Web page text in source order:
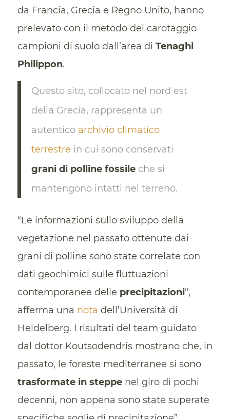
da Francia, Grecia e Regno Unito, hanno
prelevato con il metodo del carotaggio
campioni di suolo dall’area di Tenaghi
Philippon.
Questo sito, collocato nel nord est
della Grecia, rappresenta un
autentico archivio climatico
terrestre in cui sono conservati
grani di polline fossileche si
mantengono intatti nel terreno.
“Le informazioni sullo sviluppo della
vegetazione nel passato ottenute dai
grani di polline sono state correlate con
dati geochimici sulle fluttuazioni
contemporanee delle precipitazioni“,
afferma una nota dell’Università di
Heidelberg. I risultati del team guidato
dal dottor Koutsodendris mostrano che, in
passato, le foreste mediterranee si sono
trasformate in steppenel giro di pochi
decenni, non appena sono state superate